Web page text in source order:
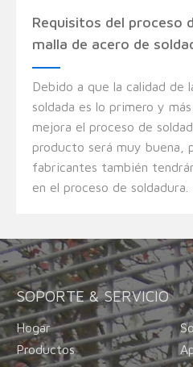
Requisitos del proceso
malla de acero de
Debido a que la calidad de
soldada es lo primero y
mejora el proceso de
producto será muy buena,
fabricantes también
en el proceso de soldadura.
SOPORTE & SERVICIO
Hogar
Productos